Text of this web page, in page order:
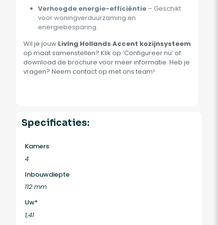
Verhoogde energie-efficiëntie– Geschikt
voor woningverduurzaming en
energiebesparing.
Wil je jouw LivIng Hollands Accent kozijnsysteem
op maat samenstellen? Klik op ‘Configureer nu’ of
download de brochure voor meer informatie. Heb je
vragen? Neem contact op met ons team!
Specificaties:
Kamers
4
Inbouwdiepte
112 mm
Uw*
1,41